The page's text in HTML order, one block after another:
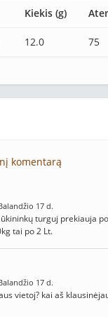
Kiekis (g)
12.0 75
komentarą
17 d.
turguj prekiauja
tai po 2 Lt.
17 d.
vietoj? kai aš